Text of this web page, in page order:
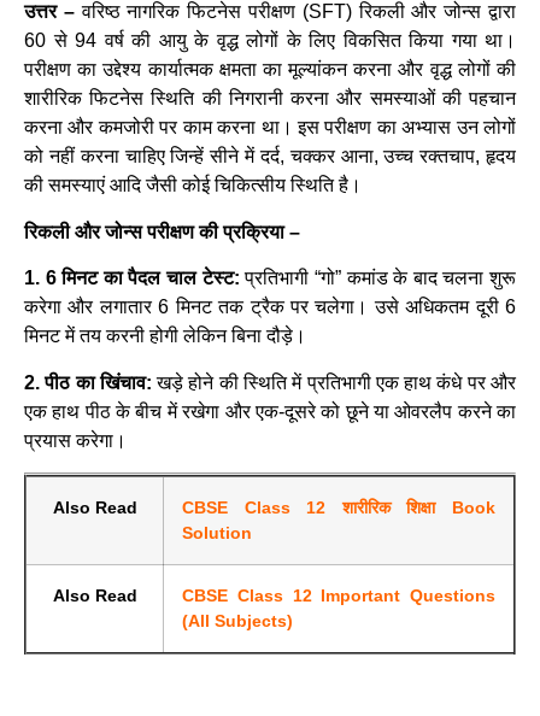
उत्तर –वरिष्ठ नागरिक फिटनेस परीक्षण (SFT) रिकली और जोन्स द्वारा
60 से 94 वर्ष की आयु के वृद्ध लोगों के लिए विकसित किया गया था।
परीक्षण का उद्देश्य कार्यात्मक क्षमता का मूल्यांकन करना और वृद्ध लोगों की
शारीरिक फिटनेस स्थिति की निगरानी करना और समस्याओं की पहचान
करना और कमजोरी पर काम करना था। इस परीक्षण का अभ्यास उन लोगों
को नहीं करना चाहिए जिन्हें सीने में दर्द, चक्कर आना, उच्च रक्तचाप, हृदय
की समस्याएं आदि जैसी कोई चिकित्सीय स्थिति है।
रिकली और जोन्स परीक्षण की प्रक्रिया –
1. 6 मिनट का पैदल चाल टेस्ट: प्रतिभागी “गो” कमांड के बाद चलना शुरू
करेगा और लगातार 6 मिनट तक ट्रैक पर चलेगा। उसे अधिकतम दूरी 6
मिनट में तय करनी होगी लेकिन बिना दौड़े।
2. पीठ का खिंचाव: खड़े होने की स्थिति में प्रतिभागी एक हाथ कंधे पर और
एक हाथ पीठ के बीच में रखेगा और एक-दूसरे को छूने या ओवरलैप करने का
प्रयास करेगा।
Also Read
CBSE Class 12 शारीरिक शिक्षा Book
Solution
Also Read
CBSE Class 12 Important Questions
(All Subjects)